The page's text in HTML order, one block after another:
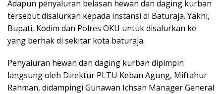
Adapun penyaluran belasan hewan dan daging kurban
tersebut disalurkan kepada instansi di Baturaja. Yakni,
Bupati, Kodim dan Polres OKU untuk disalurkan ke
yang berhak di sekitar kota baturaja.
Penyaluran hewan dan daging kurban dipimpin
langsung oleh Direktur PLTU Keban Agung, Miftahur
Rahman, didampingi Gunawan Ichsan Manager General